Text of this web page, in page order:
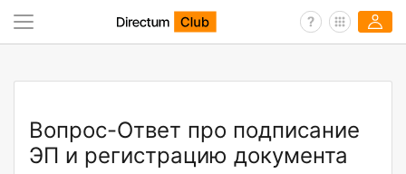
Вопрос-Ответ про подписание
ЭП и регистрацию документа